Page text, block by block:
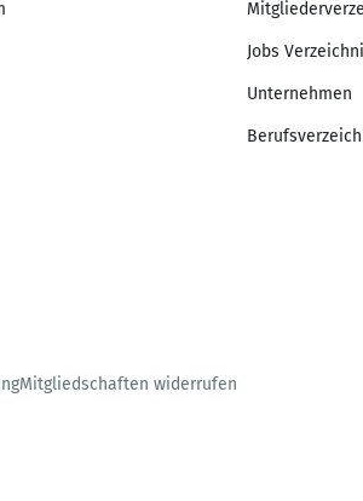
Jobs
Unternehmen
Mitgliedschaften widerrufen